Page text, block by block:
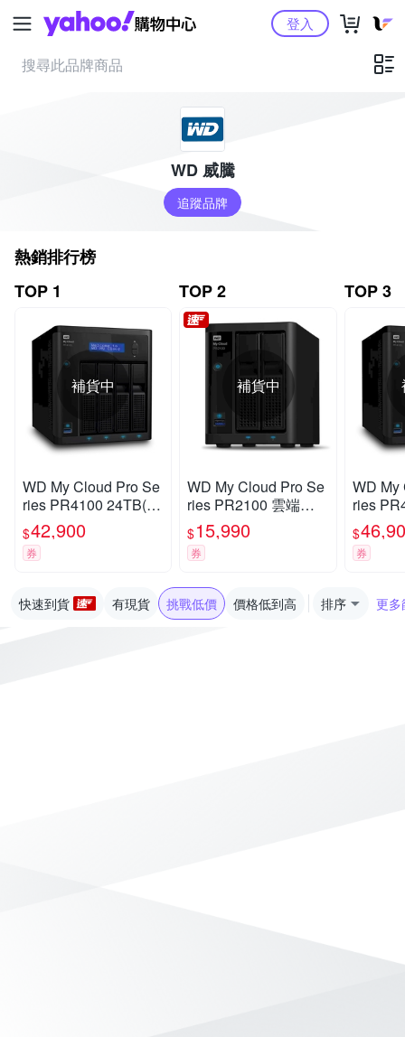
Yahoo購物中心登入
WD 威騰
追蹤品牌
熱銷排行榜
TOP 1
補貨中
WD My Cloud Pro Se
ries PR4100 24TB(6T
Bx4) 3.5吋 雲端儲存
系統
$42,900
券
TOP 2
補貨中
WD My Cloud Pro Se
ries PR2100 雲端儲
存系統
$15,990
券
TOP 3
WD My
ries
Bx4)
系統
$
券
快速到貨 有現貨 挑戰低價 價格低到高 排序 更多